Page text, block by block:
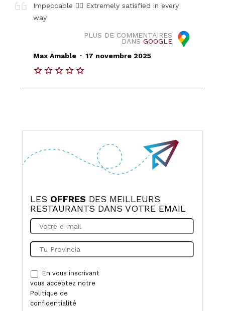
Impeccable 👍🏾 Extremely satisfied in every
way
PLUS DE COMMENTAIRES
DANS GOOGLE
Max Amable . 17 novembre 2025
LES OFFRES DES MEILLEURS
RESTAURANTS DANS VOTRE EMAIL
En vous inscrivant
vous acceptez notre
Politique de
confidentialité